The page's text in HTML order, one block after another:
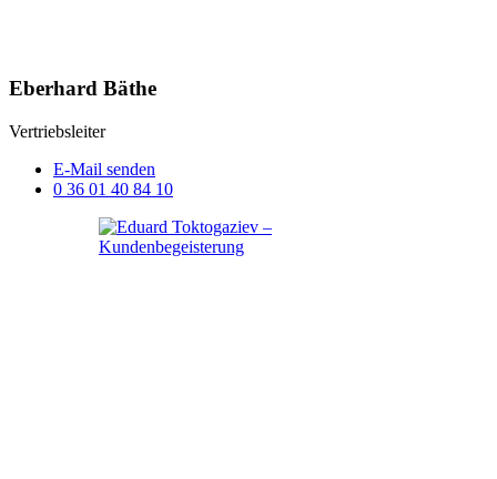
Eberhard Bäthe
Vertriebsleiter
E-Mail senden
0 36 01 40 84 10